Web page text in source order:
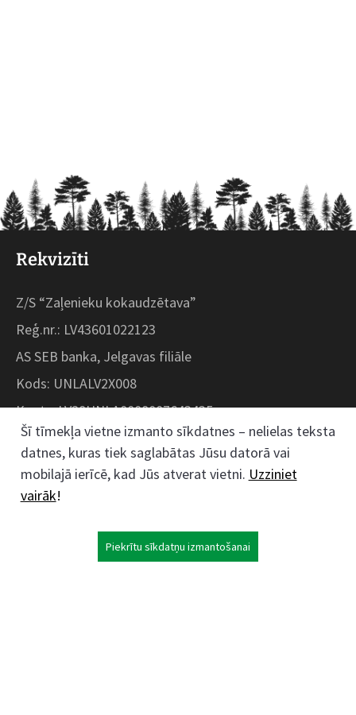
Rekvizīti
Z/S “Zaļenieku kokaudzētava”
Reģ.nr.: LV43601022123
AS SEB banka, Jelgavas filiāle
Kods: UNLALV2X008
Konts: LV28UNLA0008007643435
Kokaudzētavas iela 1, Zaļenieki, Zaļenieku
pagasts, Jelgavas novads, LV- 3011, Latvija
Šī tīmekļa vietne izmanto sīkdatnes – nelielas teksta
datnes, kuras tiek saglabātas Jūsu datorā vai
mobilajā ierīcē, kad Jūs atverat vietni. Uzziniet
vairāk!
Piekrītu sīkdatņu izmantošanai